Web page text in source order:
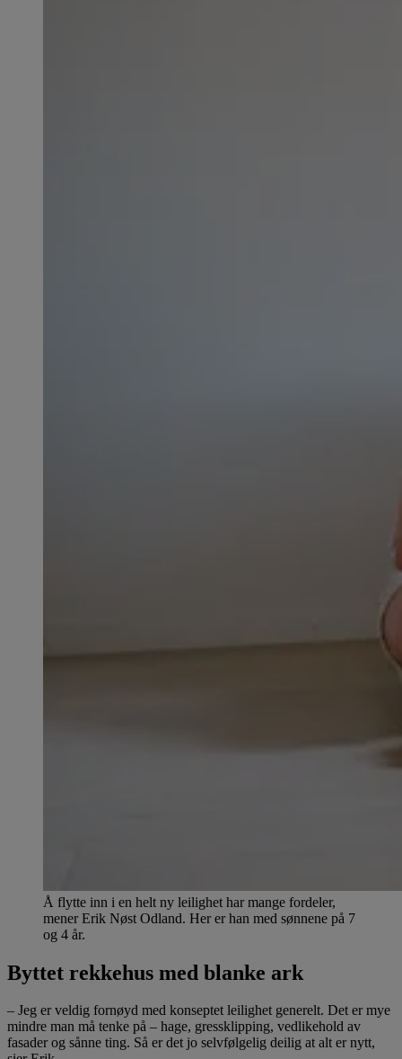
Å flytte inn i en helt ny leilighet har mange fordeler,
mener Erik Nøst Odland. Her er han med sønnene på 7
og 4 år.
Byttet rekkehus med blanke ark
– Jeg er veldig fornøyd med konseptet leilighet generelt. Det er mye
mindre man må tenke på – hage, gressklipping, vedlikehold av
fasader og sånne ting. Så er det jo selvfølgelig deilig at alt er nytt,